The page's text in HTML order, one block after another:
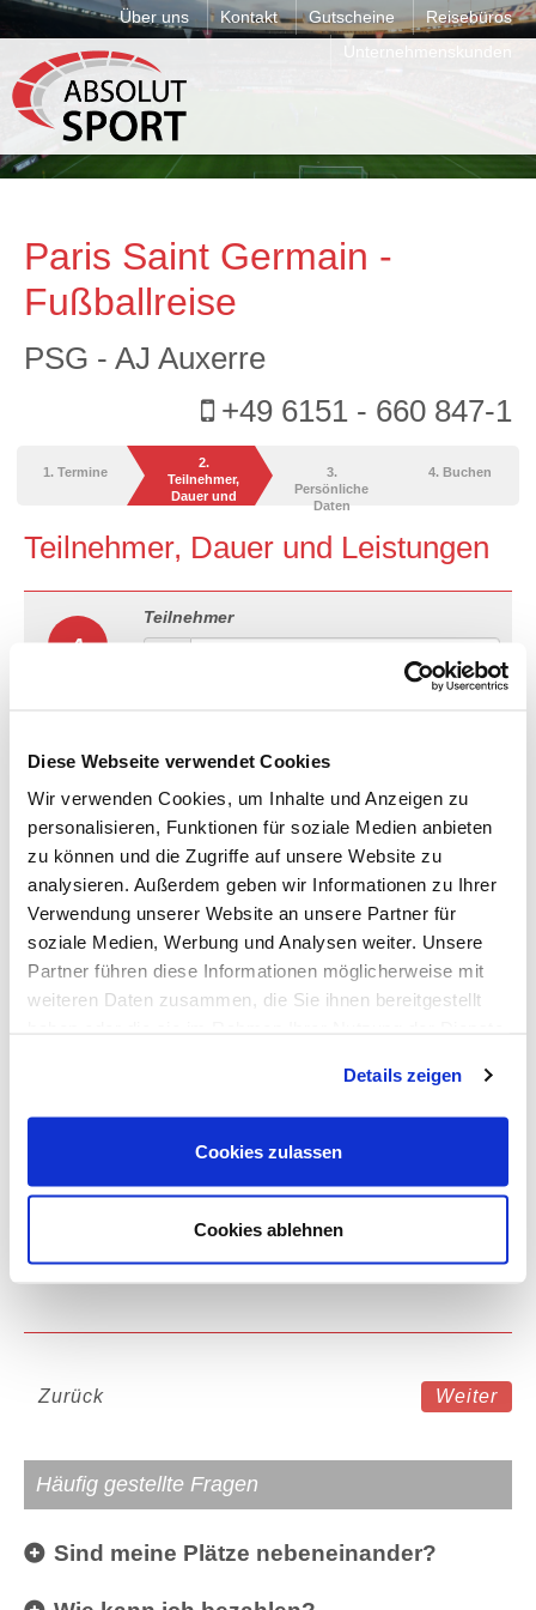
Diese Webseite verwendet Cookies
Wir verwenden Cookies, um Inhalte und Anzeigen zu
personalisieren, Funktionen für soziale Medien anbieten
zu können und die Zugriffe auf unsere Website zu
analysieren. Außerdem geben wir Informationen zu Ihrer
Verwendung unserer Website an unsere Partner für
soziale Medien, Werbung und Analysen weiter. Unsere
Partner führen diese Informationen möglicherweise mit
weiteren Daten zusammen, die Sie ihnen bereitgestellt
Details zeigen
Cookies zulassen
Cookies ablehnen
Über uns Kontakt Gutscheine
Reisebüros
Paris Saint Germain -
Fußballreise
PSG - AJ Auxerre
+49 6151 - 660 847-1
1. Termine
2.
Teilnehmer,
Dauer und
3.
Persönliche
Daten
4. Buchen
Teilnehmer, Dauer und Leistungen
A
Teilnehmer
B
Anreise Abreise
C
Bitte wählen Sie Ihren gewünschten
Eintrittskarte
Zurück Weiter
Häufig gestellte Fragen
Sind meine Plätze nebeneinander?